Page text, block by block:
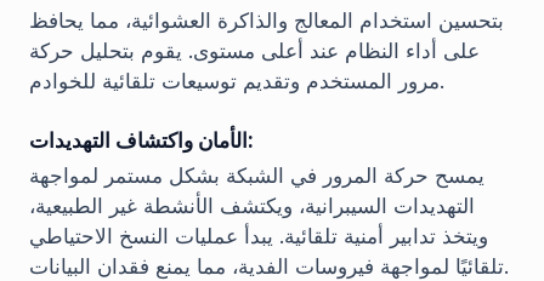
بتحسين استخدام المعالج والذاكرة العشوائية، مما يحافظ
على أداء النظام عند أعلى مستوى. يقوم بتحليل حركة
مرور المستخدم وتقديم توسيعات تلقائية للخوادم.
الأمان واكتشاف التهديدات:
يمسح حركة المرور في الشبكة بشكل مستمر لمواجهة
التهديدات السيبرانية، ويكتشف الأنشطة غير الطبيعية،
ويتخذ تدابير أمنية تلقائية. يبدأ عمليات النسخ الاحتياطي
تلقائيًا لمواجهة فيروسات الفدية، مما يمنع فقدان البيانات.